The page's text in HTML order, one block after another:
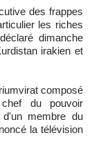
des frappes
les riches
dimanche
irakien et
composé
du pouvoir
d'un membre du
la télévision